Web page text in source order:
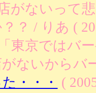
がないって
？ / りあ (
東京ではバ
ないからバ
・・・
(